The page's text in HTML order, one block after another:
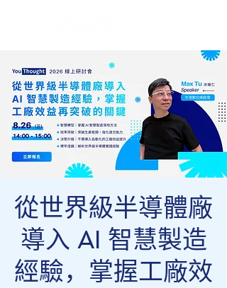
從世界級半導體廠
導入 AI 智慧製造
經驗，掌握工廠效